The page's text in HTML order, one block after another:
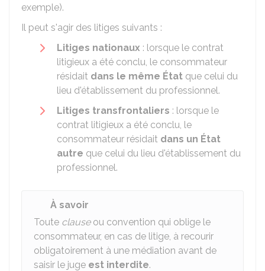
exemple).
Il peut s'agir des litiges suivants :
Litiges nationaux : lorsque le contrat
litigieux a été conclu, le consommateur
résidait dans le même État que celui du
lieu d'établissement du professionnel.
Litiges transfrontaliers : lorsque le
contrat litigieux a été conclu, le
consommateur résidait dans un État
autre que celui du lieu d'établissement du
professionnel.
À savoir
Toute clauseou convention qui oblige le
consommateur, en cas de litige, à recourir
obligatoirement à une médiation avant de
saisir le juge est interdite.